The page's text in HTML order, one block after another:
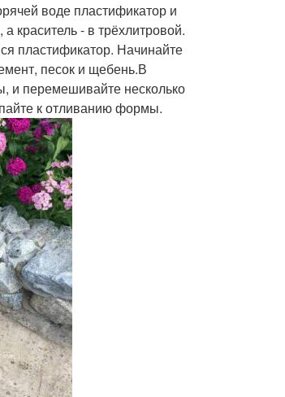
воде пластификатор и
краситель - в трёхлитровой.
пластификатор. Начинайте
песок и щебень.В
и перемешивайте несколько
к отливанию формы.